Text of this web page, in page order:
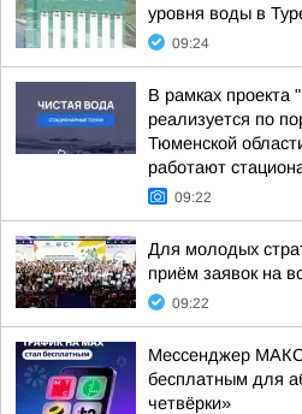
уровня воды в
09:24
В рамках проекта
реализуется по
Тюменской
работают
09:22
Для молодых
приём заявок на
09:22
Мессенджер
бесплатным для
четвёрки»